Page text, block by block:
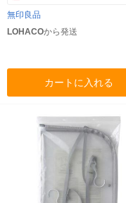
無印良品
LOHACOから発送
カートに入れる